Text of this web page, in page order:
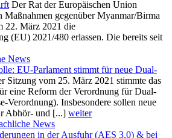
Der Rat der Europäischen Union
Maßnahmen gegenüber Myanmar/Birma
22. März 2021 die
(EU) 2021/480 erlassen. Die bereits seit
News
EU-Parlament stimmt für neue Dual-
Sitzung vom 25. März 2021 stimmte das
eine Reform der Verordnung für Dual-
Verordnung). Insbesondere sollen neue
Abhör- und [...] weiter
News
in der Ausfuhr (AES 3.0) & bei